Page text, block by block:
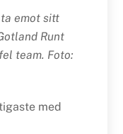
emot sitt
Runt
team. Foto:
med